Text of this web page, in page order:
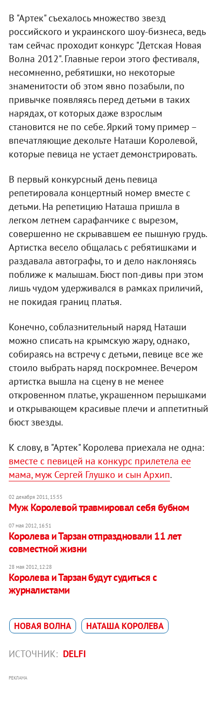
В "Артек" съехалось множество звезд
российского и украинского шоу-бизнеса, ведь
там сейчас проходит конкурс "Детская Новая
Волна 2012". Главные герои этого фестиваля,
несомненно, ребятишки, но некоторые
знаменитости об этом явно позабыли, по
привычке появляясь перед детьми в таких
нарядах, от которых даже взрослым
становится не по себе. Яркий тому пример –
впечатляющие декольте Наташи Королевой,
которые певица не устает демонстрировать.
В первый конкурсный день певица
репетировала концертный номер вместе с
детьми. На репетицию Наташа пришла в
легком летнем сарафанчике с вырезом,
совершенно не скрывавшем ее пышную грудь.
Артистка весело общалась с ребятишками и
раздавала автографы, то и дело наклоняясь
поближе к малышам. Бюст поп-дивы при этом
лишь чудом удерживался в рамках приличий,
не покидая границ платья.
Конечно, соблазнительный наряд Наташи
можно списать на крымскую жару, однако,
собираясь на встречу с детьми, певице все же
стоило выбрать наряд поскромнее. Вечером
артистка вышла на сцену в не менее
откровенном платье, украшенном перышками
и открывающем красивые плечи и аппетитный
бюст звезды.
К слову, в "Артек" Королева приехала не одна:
вместе с певицей на конкурс прилетела ее
мама, муж Сергей Глушко и сын Архип.
02 декабря 2011, 15:55
Муж Королевой травмировал себя бубном
07 мая 2012, 16:51
Королева и Тарзан отпраздновали 11 лет
совместной жизни
28 мая 2012, 12:28
Королева и Тарзан будут судиться с
журналистами
НОВАЯ ВОЛНА НАТАША КОРОЛЕВА
ИСТОЧНИК: DELFI
РЕКЛАМА